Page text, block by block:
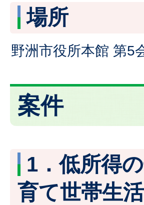
場所
野洲市役所本館 第5
案件
1．低所得
育て世帯生